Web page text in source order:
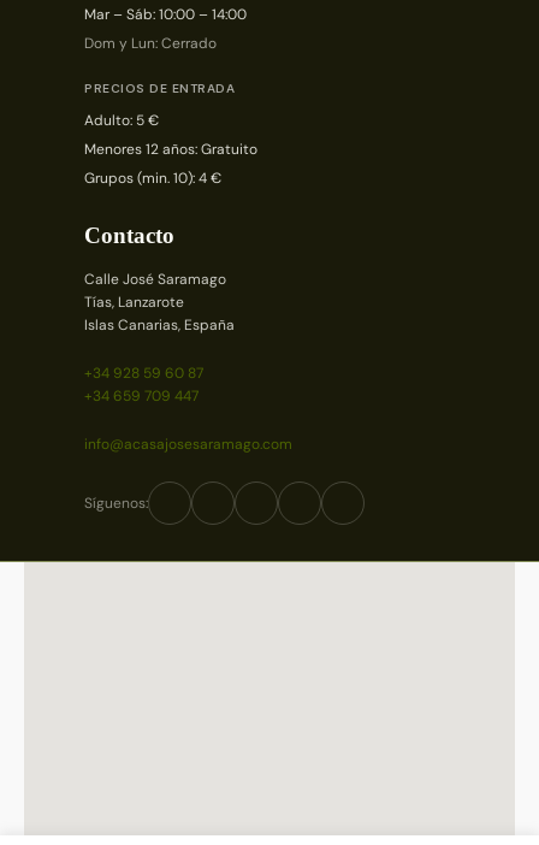
Mar – Sáb: 10:00 – 14:00
Dom y Lun: Cerrado
PRECIOS DE ENTRADA
Adulto: 5 €
Menores 12 años: Gratuito
Grupos (min. 10): 4 €
Contacto
Calle José Saramago
Tías, Lanzarote
Islas Canarias, España
+34 928 59 60 87
+34 659 709 447
info@acasajosesaramago.com
Síguenos: